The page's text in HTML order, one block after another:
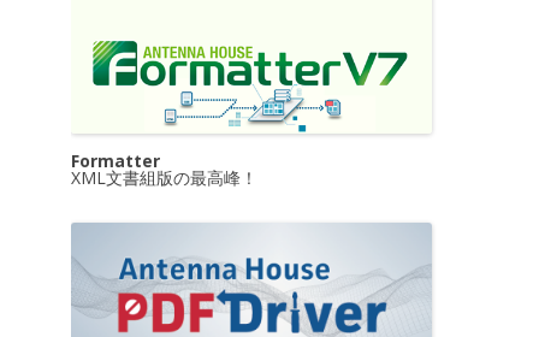
Formatter
XML文書組版の最高峰！